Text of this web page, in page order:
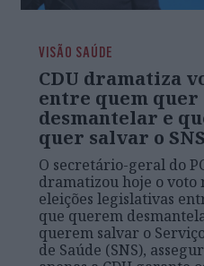
VISÃO SAÚDE
CDU dramatiza
entre quem quer
desmantelar e
quer salvar o SNS
O secretário-geral do
dramatizou hoje o voto
eleições legislativas
que querem
querem salvar o
de Saúde (SNS),